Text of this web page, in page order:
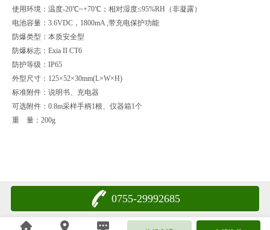
使用环境：温度-20℃~+70℃；相对湿度≤95%RH（非凝露）
电池容量：3.6VDC，1800mA ,带充电保护功能
防爆类型：本质安全型
防爆标志：Exia II CT6
防护等级：IP65
外型尺寸：125×52×30mm(L×W×H)
标准附件：说明书、充电器
可选附件：0.8m采样手柄1根、仪器箱1个
重 量：200g
0755-29992685